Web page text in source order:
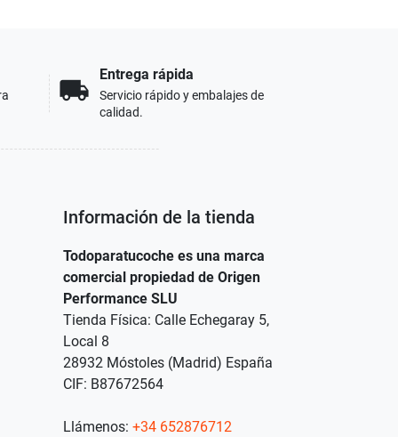
local_shipping
Entrega rápida
Servicio rápido y embalajes de
calidad.
Información de la tienda
Todoparatucoche es una marca
comercial propiedad de Origen
Performance SLU
Tienda Física: Calle Echegaray 5,
Local 8
28932 Móstoles (Madrid) España
CIF: B87672564
Llámenos: +34 652876712